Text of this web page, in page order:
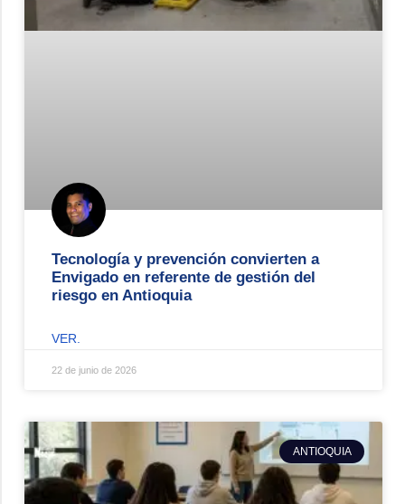
Tecnología y prevención convierten a
Envigado en referente de gestión del
riesgo en Antioquia
VER.
22 de junio de 2026
ANTIOQUIA